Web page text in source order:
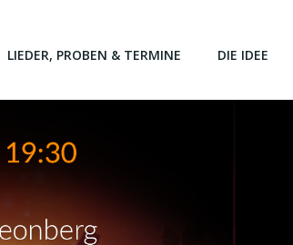
LIEDER, PROBEN & TERMINE DIE IDEE